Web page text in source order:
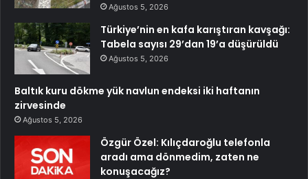
Ağustos 5, 2026
Türkiye’nin en kafa karıştıran kavşağı:
Tabela sayısı 29’dan 19’a düşürüldü
Ağustos 5, 2026
Baltık kuru dökme yük navlun endeksi iki haftanın
zirvesinde
Ağustos 5, 2026
Özgür Özel: Kılıçdaroğlu telefonla
aradı ama dönmedim, zaten ne
konuşacağız?